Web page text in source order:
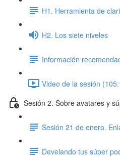
H1. Herramienta de
H2. Los siete niveles
Información
Video de la sesión
Sesión 2. Sobre avatares y
Sesión 21 de enero.
Develando tus súper